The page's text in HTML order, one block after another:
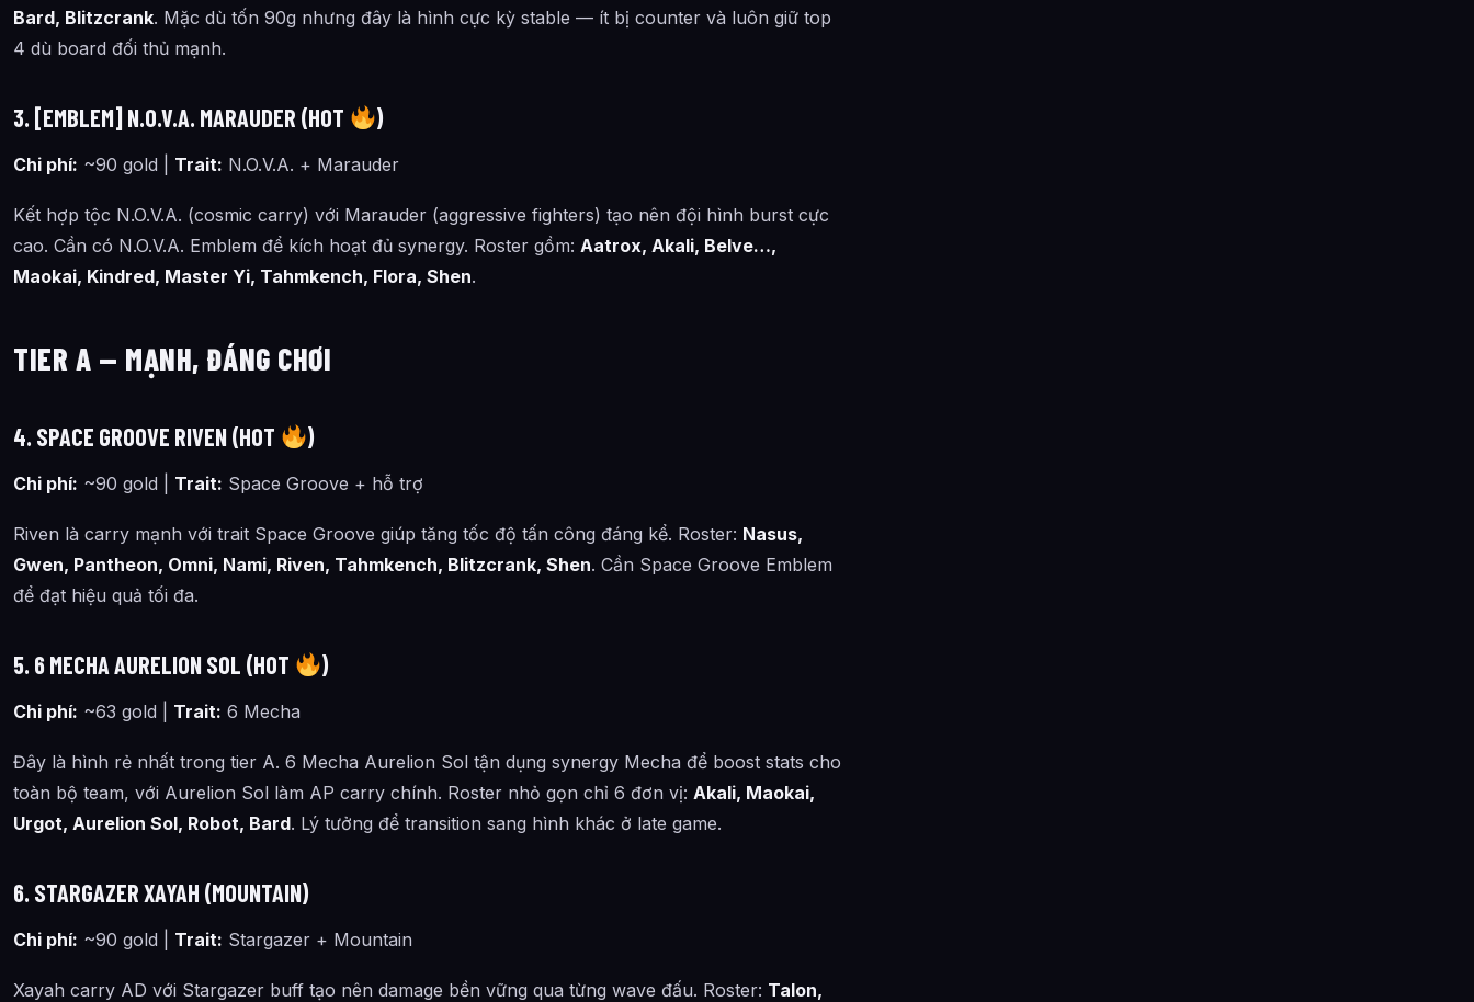
Bard, Blitzcrank. Mặc dù tốn 90g nhưng đây là hình cực kỳ stable — ít bị counter và luôn giữ top
4 dù board đối thủ mạnh.
3. [EMBLEM] N.O.V.A. MARAUDER (HOT )
Chi phí: ~90 gold | Trait: N.O.V.A. + Marauder
Kết hợp tộc N.O.V.A. (cosmic carry) với Marauder (aggressive fighters) tạo nên đội hình burst cực
cao. Cần có N.O.V.A. Emblem để kích hoạt đủ synergy. Roster gồm: Aatrox, Akali, Belve…,
Maokai, Kindred, Master Yi, Tahmkench, Flora, Shen.
TIER A — MẠNH, ĐÁNG CHƠI
4. SPACE GROOVE RIVEN (HOT )
Chi phí: ~90 gold | Trait: Space Groove + hỗ trợ
Riven là carry mạnh với trait Space Groove giúp tăng tốc độ tấn công đáng kể. Roster: Nasus,
Gwen, Pantheon, Omni, Nami, Riven, Tahmkench, Blitzcrank, Shen. Cần Space Groove Emblem
để đạt hiệu quả tối đa.
5. 6 MECHA AURELION SOL (HOT )
Chi phí: ~63 gold | Trait: 6 Mecha
Đây là hình rẻ nhất trong tier A. 6 Mecha Aurelion Sol tận dụng synergy Mecha để boost stats cho
toàn bộ team, với Aurelion Sol làm AP carry chính. Roster nhỏ gọn chỉ 6 đơn vị: Akali, Maokai,
Urgot, Aurelion Sol, Robot, Bard. Lý tưởng để transition sang hình khác ở late game.
6. STARGAZER XAYAH (MOUNTAIN)
Chi phí: ~90 gold | Trait: Stargazer + Mountain
Xayah carry AD với Stargazer buff tạo nên damage bền vững qua từng wave đấu. Roster: Talon,